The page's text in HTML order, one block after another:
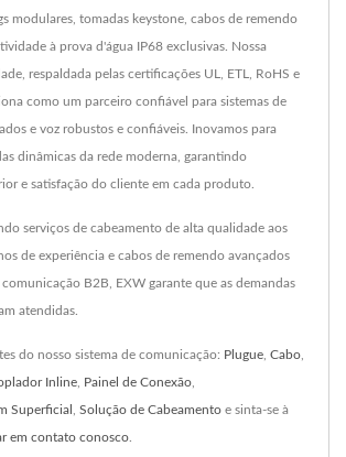
modulares, tomadas keystone, cabos de remendo
à prova d'água IP68 exclusivas. Nossa
respaldada pelas certificações UL, ETL, RoHS e
como um parceiro confiável para sistemas de
e voz robustos e confiáveis. Inovamos para
dinâmicas da rede moderna, garantindo
e satisfação do cliente em cada produto.
serviços de cabeamento de alta qualidade aos
de experiência e cabos de remendo avançados
B2B, EXW garante que as demandas
atendidas.
do nosso sistema de comunicação: Plugue, Cabo,
Inline, Painel de Conexão,
Superficial , Solução de Cabeamento e sinta-se à
em contato conosco.